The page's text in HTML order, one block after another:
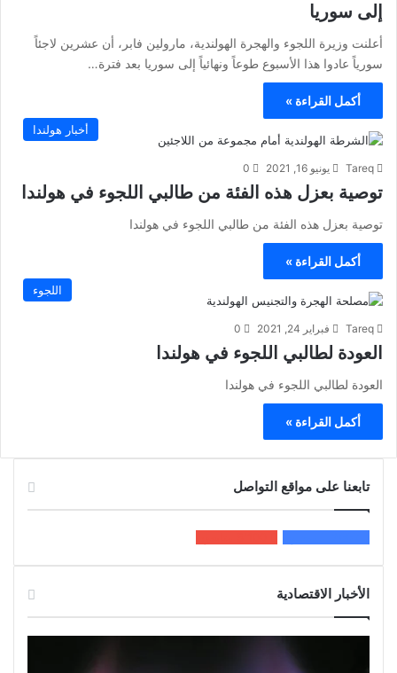
إلى سوريا
أعلنت وزيرة اللجوء والهجرة الهولندية، مارولين فابر، أن عشرين لاجئاً
سورياً عادوا هذا الأسبوع طوعاً ونهائياً إلى سوريا بعد فترة…
أكمل القراءة »
أخبار هولندا
Tareq يونيو 16, 2021 0
توصية بعزل هذه الفئة من طالبي اللجوء في هولندا
توصية بعزل هذه الفئة من طالبي اللجوء في هولندا
أكمل القراءة »
اللجوء
Tareq فبراير 24, 2021 0
العودة لطالبي اللجوء في هولندا
العودة لطالبي اللجوء في هولندا
أكمل القراءة »
تابعنا على مواقع التواصل
الأخبار الاقتصادية